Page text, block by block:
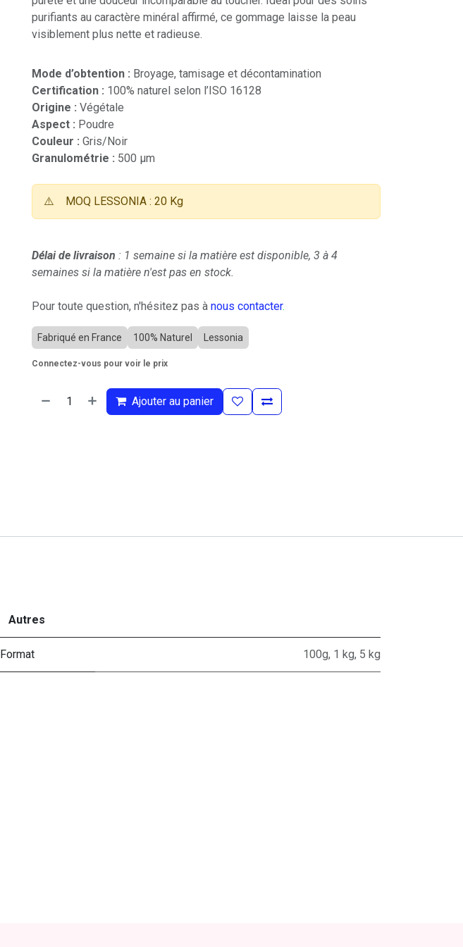
purifiants au caractère minéral affirmé, ce gommage laisse la peau
visiblement plus nette et radieuse.
Mode d’obtention : Broyage, tamisage et décontamination
Certification : 100% naturel selon l’ISO 16128
Origine : Végétale
Aspect : Poudre
Couleur : Gris/Noir
Granulométrie : 500 µm
⚠️ MOQ LESSONIA : 20 Kg
Délai de livraison : 1 semaine si la matière est disponible, 3 à 4
semaines si la matière n'est pas en stock.
Pour toute question, n'hésitez pas à nous contacter.
Fabriqué en France 100% Naturel Lessonia
Connectez-vous pour voir le prix
Ajouter au panier
Autres
Format 100g, 1 kg, 5 kg